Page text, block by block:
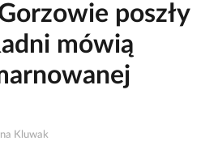
poszły
mówią
Kluwak